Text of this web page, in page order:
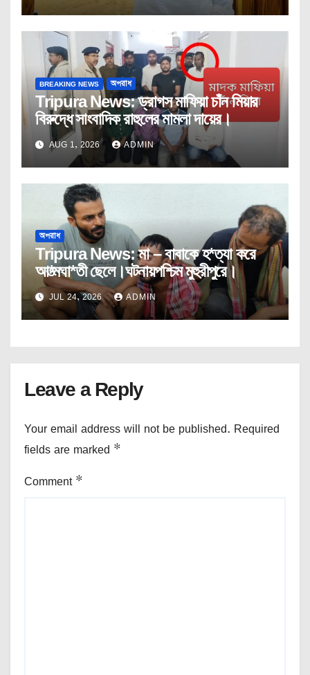
BREAKING NEWS অপরাধ
Tripura News: ড্রাগস মাফিয়া চাঁন মিয়ার
বিরুদ্ধে সাংবাদিক রাহুলের মামলা দায়ের।
AUG 1, 2026 ADMIN
অপরাধ
Tripura News: মা – বাবাকে হ*ত্যা করে
আ*ত্মঘা*তী ছেলে।ঘটনায়পশ্চিম মুহুরীপুরে।
JUL 24, 2026 ADMIN
Leave a Reply
Your email address will not be published. Required
fields are marked *
Comment *